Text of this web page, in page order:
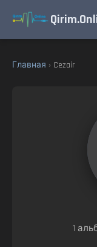
Главная › Cezair
1